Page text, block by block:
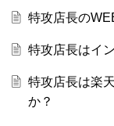
特攻店長の
特攻店長はイ
特攻店長は楽
か？